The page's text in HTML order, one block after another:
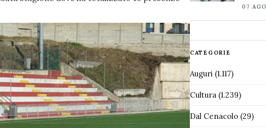
07
CATEGORIE
Auguri(1.117)
Cultura(1.239)
Dal Cenacolo(29)